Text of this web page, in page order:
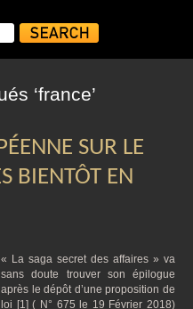
‘france’
SUR LE
BIENTÔT EN
« La saga secret des affaires » va
sans doute trouver son épilogue
après le dépôt d’une proposition de
loi [1] ( N° 675 le 19 Février 2018)